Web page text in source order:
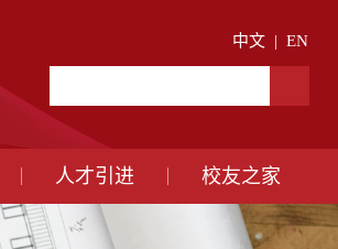
中文 | EN
人才引进 校友之家